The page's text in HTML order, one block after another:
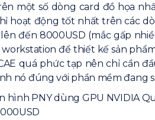
một số dòng card đồ họa
hoạt động tốt nhất trên các
đến 8000USD (mắc gấp
để thiết kế sản
quá phức tạp nên chỉ cần
nó đúng với phần mềm đang